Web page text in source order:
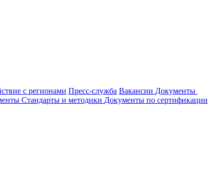
с регионами Пресс-служба Вакансии Документы
Стандарты и методики Документы по сертификации